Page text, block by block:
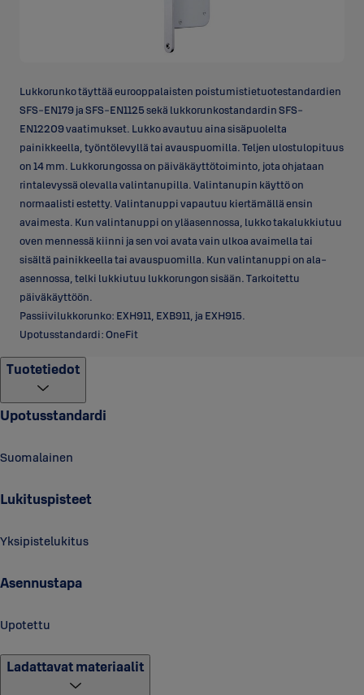
Lukkorunko täyttää eurooppalaisten poistumistietuotestandardien
SFS-EN179 ja SFS-EN1125 sekä lukkorunkostandardin SFS-
EN12209 vaatimukset. Lukko avautuu aina sisäpuolelta
painikkeella, työntölevyllä tai avauspuomilla. Teljen ulostulopituus
on 14 mm. Lukkorungossa on päiväkäyttötoiminto, jota ohjataan
rintalevyssä olevalla valintanupilla. Valintanupin käyttö on
normaalisti estetty. Valintanuppi vapautuu kiertämällä ensin
avaimesta. Kun valintanuppi on yläasennossa, lukko takalukkiutuu
oven mennessä kiinni ja sen voi avata vain ulkoa avaimella tai
sisältä painikkeella tai avauspuomilla. Kun valintanuppi on ala-
asennossa, telki lukkiutuu lukkorungon sisään. Tarkoitettu
päiväkäyttöön.
Passiivilukkorunko: EXH911, EXB911, ja EXH915.
Upotusstandardi: OneFit
Tuotetiedot
Upotusstandardi
Suomalainen
Lukituspisteet
Yksipistelukitus
Asennustapa
Upotettu
Ladattavat materiaalit